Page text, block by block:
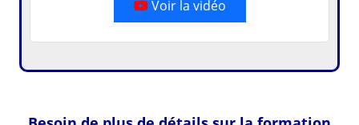
Voir la vidéo